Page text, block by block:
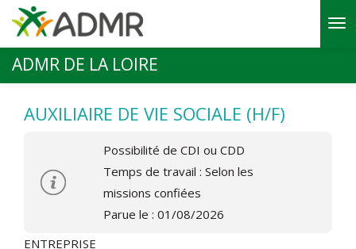
Aller au contenu principal
ADMR DE LA LOIRE
AUXILIAIRE DE VIE SOCIALE (H/F)
Possibilité de CDI ou CDD
Temps de travail : Selon les
missions confiées
Parue le : 01/08/2026
ENTREPRISE